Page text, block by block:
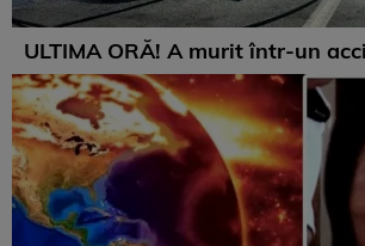
ULTIMA ORĂ! A murit într-un